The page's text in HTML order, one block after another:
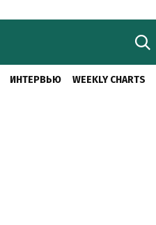
ИНТЕРВЬЮ WEEKLY CHARTS